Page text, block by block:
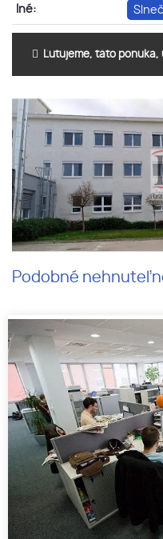
Iné:
Ľutujeme, táto ponuka,
Podobné